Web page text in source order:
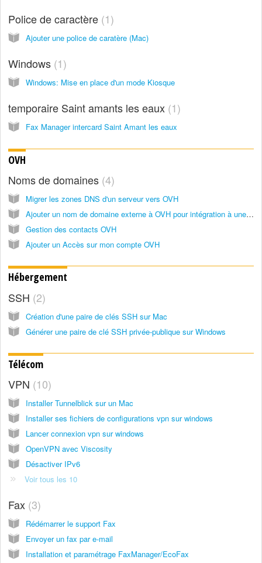
Police de caractère 1
Ajouter une police de caratère (Mac)
Windows 1
Windows: Mise en place d'un mode Kiosque
temporaire Saint amants les eaux 1
Fax Manager intercard Saint Amant les eaux
OVH
Noms de domaines 4
Migrer les zones DNS d'un serveur vers OVH
Ajouter un nom de domaine externe à OVH pour intégration à une plateforme Exchange OVH
Gestion des contacts OVH
Ajouter un Accès sur mon compte OVH
Hébergement
SSH 2
Création d'une paire de clés SSH sur Mac
Générer une paire de clé SSH privée-publique sur Windows
Télécom
VPN 10
Installer Tunnelblick sur un Mac
Installer ses fichiers de configurations vpn sur windows
Lancer connexion vpn sur windows
OpenVPN avec Viscosity
Désactiver IPv6
Voir tous les 10
Fax 3
Rédémarrer le support Fax
Envoyer un fax par e-mail
Installation et paramétrage FaxManager/EcoFax